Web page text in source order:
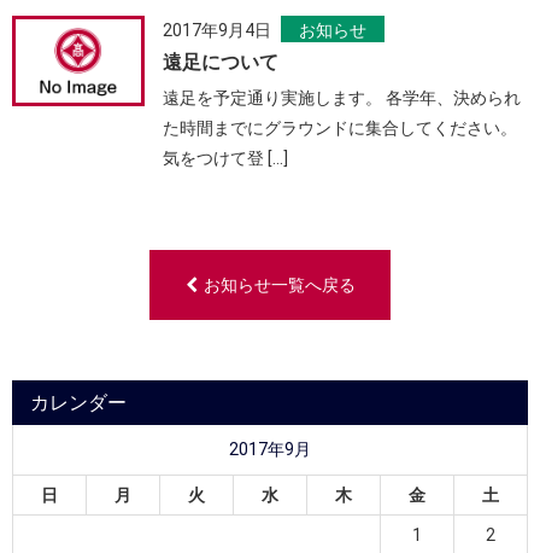
2017年9月4日 お知らせ
遠足について
遠足を予定通り実施します。 各学年、決められ
た時間までにグラウンドに集合してください。
気をつけて登 […]
お知らせ一覧へ戻る
カレンダー
2017年9月
日 月 火 水 木 金 土
1 2